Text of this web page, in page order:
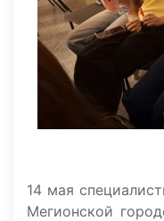
14 мая
Мегионской